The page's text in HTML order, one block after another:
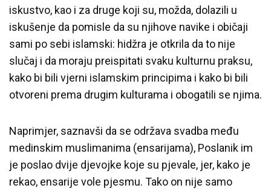
iskustvo, kao i za druge koji su, možda, dolazili u
iskušenje da pomisle da su njihove navike i običaji
sami po sebi islamski: hidžra je otkrila da to nije
slučaj i da moraju preispitati svaku kulturnu praksu,
kako bi bili vjerni islamskim principima i kako bi bili
otvoreni prema drugim kulturama i obogatili se njima.
Naprimjer, saznavši da se održava svadba među
medinskim muslimanima (ensarijama), Poslanik im
je poslao dvije djevojke koje su pjevale, jer, kako je
rekao, ensarije vole pjesmu. Tako on nije samo